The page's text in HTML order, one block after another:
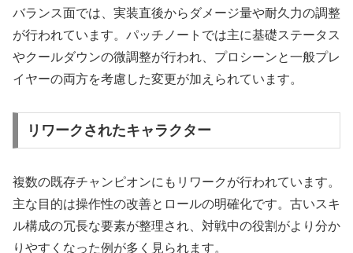
バランス面では、実装直後からダメージ量や耐久力の調整
が行われています。パッチノートでは主に基礎ステータス
やクールダウンの微調整が行われ、プロシーンと一般プレ
イヤーの両方を考慮した変更が加えられています。
リワークされたキャラクター
複数の既存チャンピオンにもリワークが行われています。
主な目的は操作性の改善とロールの明確化です。古いスキ
ル構成の冗長な要素が整理され、対戦中の役割がより分か
りやすくなった例が多く見られます。